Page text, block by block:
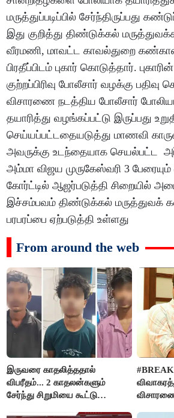
மருத்துப்படிப்பில் சேர்ந்திருப்பது
இது குறித்து திண்டுக்கல்
வீரமணி, மாவட்ட காவல்துறை
பிரதீப்பிடம் புகார் கொடுத்தார்.
குற்றப்பிரிவு போலீசார் வழக்கு
விசாரணை நடத்திய போலீசார்
தயாரித்து வழங்கப்பட்டு இருப்பது
செய்யப்பட்டதையடுத்து மாணவி
அவருக்கு உடந்தையாக செயல்பட்ட
அம்மா விஜய முருகேஸ்வரி 3
கோர்ட்டில் ஆஜர்படுத்தி சிறையில்
இச்சம்பவம் திண்டுக்கல் மருத்துவக்
பரபரப்பை ஏற்படுத்தி உள்ளது
From around the web
இருவரை காதலித்ததால்
விபரீதம்... 2 காதலன்களும்
சேர்ந்து சிறுமியை கூட்டு